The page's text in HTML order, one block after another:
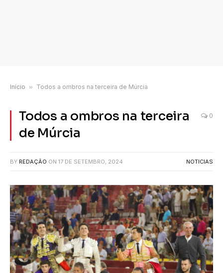
Início » Todos a ombros na terceira de Múrcia
Todos a ombros na terceira
de Múrcia
0
BY REDAÇÃO ON 17 DE SETEMBRO, 2024 NOTICIAS